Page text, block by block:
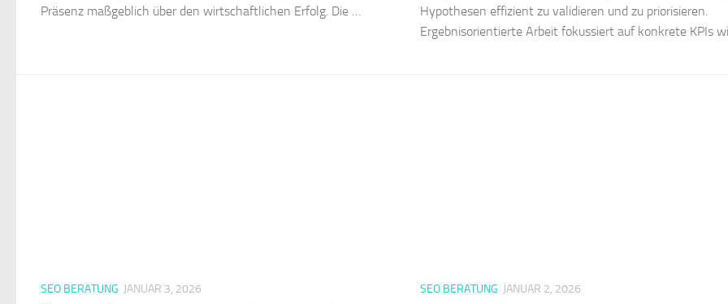
Präsenz maßgeblich über den wirtschaftlichen Erfolg. Die …
Hypothesen effizient zu validieren und zu priorisieren.
Ergebnisorientierte Arbeit fokussiert auf konkrete KPIs
SEO BERATUNG JANUAR 3, 2026 SEO BERATUNG JANUAR 2, 2026